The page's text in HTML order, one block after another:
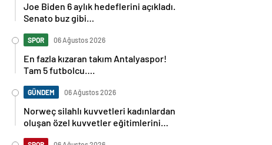
Joe Biden 6 aylık hedeflerini açıkladı.
Senato buz gibi…
SPOR 06 Ağustos 2026
En fazla kızaran takım Antalyaspor!
Tam 5 futbolcu….
GÜNDEM 06 Ağustos 2026
Norweç silahlı kuvvetleri kadınlardan
oluşan özel kuvvetler eğitimlerini